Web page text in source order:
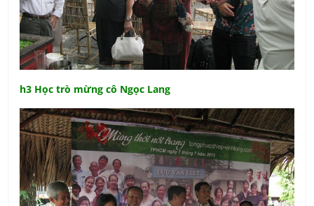
h3 Học trò mừng cô Ngọc Lang